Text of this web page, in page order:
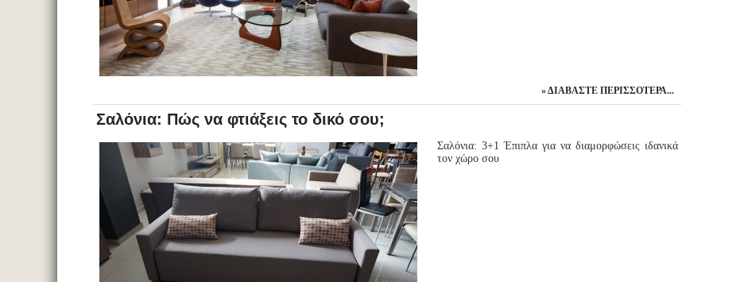
ΔΙΑΒΆΣΤΕ ΠΕΡΙΣΣΌΤΕΡΑ...
Σαλόνια: Πώς να φτιάξεις το δικό σου;
Σαλόνια: 3+1 Έπιπλα για να διαμορφώσεις ιδανικά
τον χώρο σου